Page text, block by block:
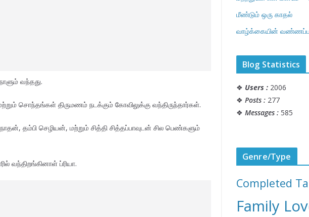
வந்தது.
சொந்தங்கள் திருமணம் நடக்கும் கோவிலுக்கு வந்திருந்தார்கள்.
தம்பி செழியன், மற்றும் சித்தி சித்தப்பாவுடன் சில பெண்களும்
வந்திறங்கினாள் ப்ரியா.
மீண்டும் ஒரு காதல்
வாழ்க்கையின்
Blog Statistics
❖ Users : 2006
❖ Posts : 277
❖ Messages : 585
Genre/Type
Completed
Family